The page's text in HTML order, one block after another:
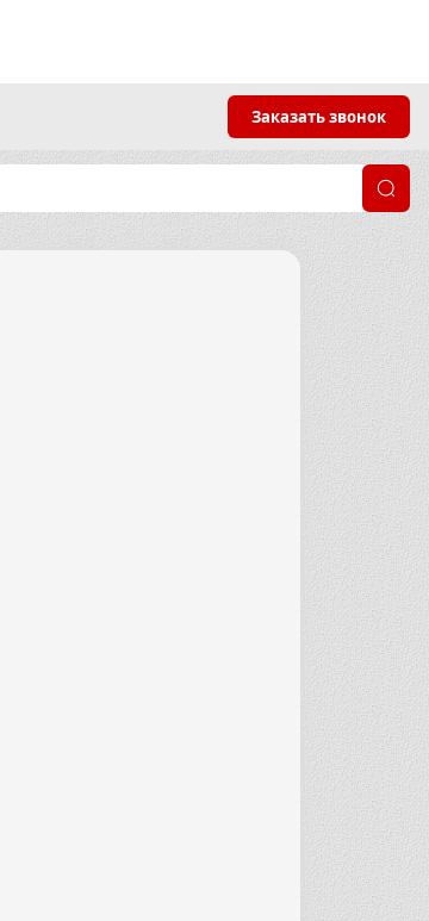
Заказать звонок